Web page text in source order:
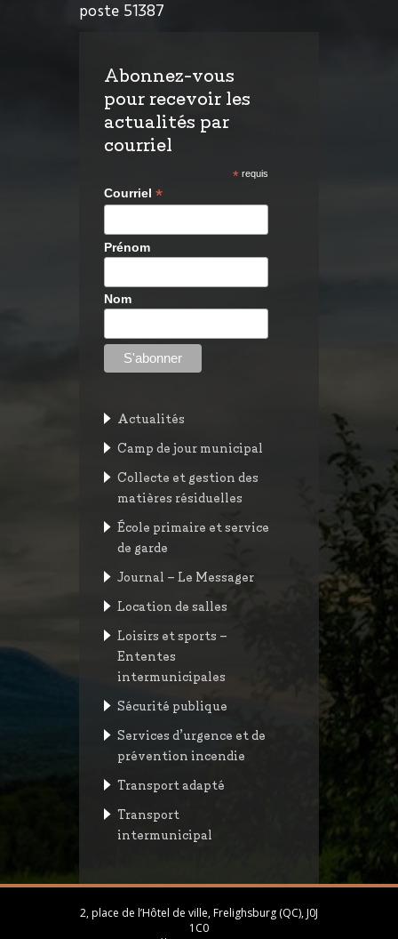
poste 51387
Abonnez-vous
pour recevoir les
actualités par
courriel
*requis
Courriel *
Prénom
Nom
Actualités
Camp de jour municipal
Collecte et gestion des
matières résiduelles
École primaire et service
de garde
Journal – Le Messager
Location de salles
Loisirs et sports –
Ententes
intermunicipales
Sécurité publique
Services d’urgence et de
prévention incendie
Transport adapté
Transport
intermunicipal
2, place de l’Hôtel de ville, Frelighsburg (QC), J0J
1C0